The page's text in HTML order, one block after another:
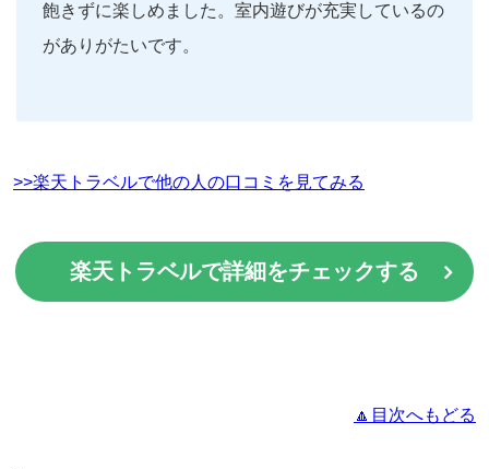
飽きずに楽しめました。室内遊びが充実しているの
がありがたいです。
>>楽天トラベルで他の人の口コミを見てみる
楽天トラベルで詳細をチェックする
🔼目次へもどる